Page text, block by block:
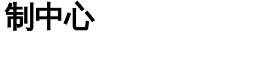
制中心